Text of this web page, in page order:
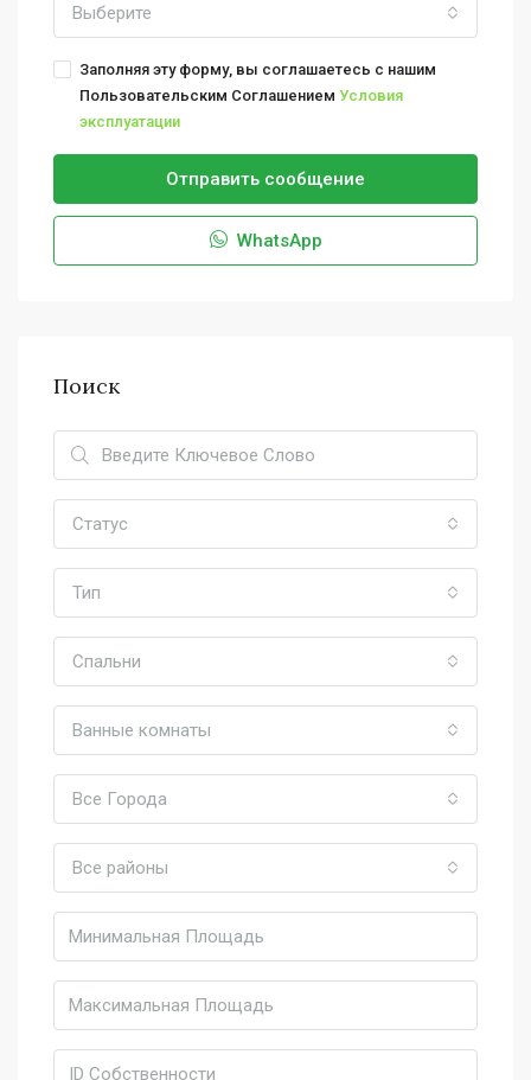
Выберите
Заполняя эту форму, вы соглашаетесь с нашим
Пользовательским Соглашением Условия
эксплуатации
Отправить сообщение
WhatsApp
Поиск
Статус
Тип
Спальни
Ванные комнаты
Все Города
Все районы